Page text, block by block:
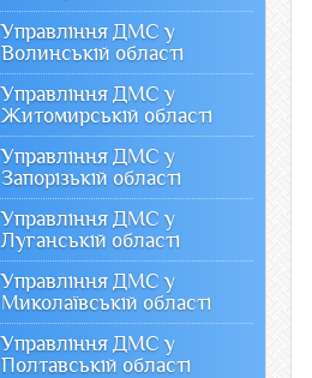
Управління ДМС у
Волинській області
Управління ДМС у
Житомирській області
Управління ДМС у
Запорізькій області
Управління ДМС у
Луганській області
Управління ДМС у
Миколаївській області
Управління ДМС у
Полтавській області